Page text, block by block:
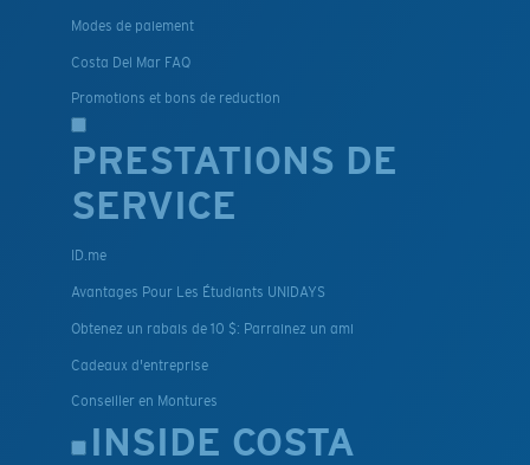
Modes de paiement
Costa Del Mar FAQ
Promotions et bons de reduction
PRESTATIONS DE
SERVICE
ID.me
Avantages Pour Les Étudiants UNIDAYS
Obtenez un rabais de 10 $: Parrainez un ami
Cadeaux d'entreprise
Conseiller en Montures
INSIDE COSTA